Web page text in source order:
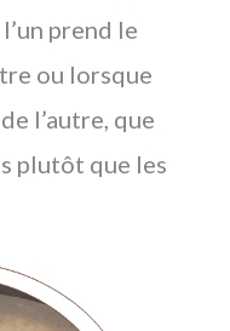
prend le
ou lorsque
l’autre, que
plutôt que les